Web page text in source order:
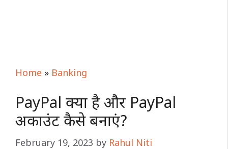
Home » Banking
PayPal क्या है और PayPal
अकाउंट कैसे बनाएं?
February 19, 2023 by Rahul Niti